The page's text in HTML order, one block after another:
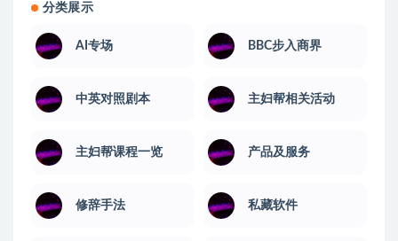
分类展示
AI专场 BBC步入商界
中英对照剧本 主妇帮相关活动
主妇帮课程一览 产品及服务
修辞手法 私藏软件